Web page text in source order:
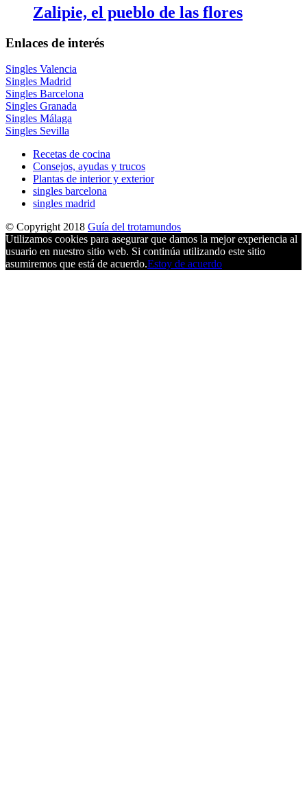
Zalipie, el pueblo de las flores
Enlaces de interés
Singles Valencia
Singles Madrid
Singles Barcelona
Singles Granada
Singles Málaga
Singles Sevilla
Recetas de cocina
Consejos, ayudas y trucos
Plantas de interior y exterior
singles barcelona
singles madrid
© Copyright 2018 Guía del trotamundos
Utilizamos cookies para asegurar que damos la mejor experiencia al
usuario en nuestro sitio web. Si continúa utilizando este sitio
asumiremos que está de acuerdo.Estoy de acuerdo